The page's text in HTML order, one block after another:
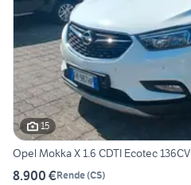
15
Opel Mokka X 1.6 CDTI Ecotec
8.900 €Rende(CS)